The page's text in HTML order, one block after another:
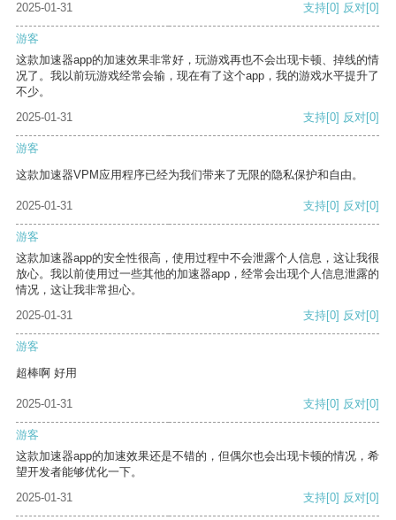
2025-01-31 支持[0] 反对[0]
游客
这款加速器app的加速效果非常好，玩游戏再也不会出现卡顿、掉线的情
况了。我以前玩游戏经常会输，现在有了这个app，我的游戏水平提升了
不少。
2025-01-31
支持[0] 反对[0]
游客
这款加速器VPM应用程序已经为我们带来了无限的隐私保护和自由。
2025-01-31 支持[0] 反对[0]
游客
这款加速器app的安全性很高，使用过程中不会泄露个人信息，这让我很
放心。我以前使用过一些其他的加速器app，经常会出现个人信息泄露的
情况，这让我非常担心。
2025-01-31
支持[0] 反对[0]
游客
超棒啊 好用
2025-01-31 支持[0] 反对[0]
游客
这款加速器app的加速效果还是不错的，但偶尔也会出现卡顿的情况，希
望开发者能够优化一下。
2025-01-31
支持[0] 反对[0]